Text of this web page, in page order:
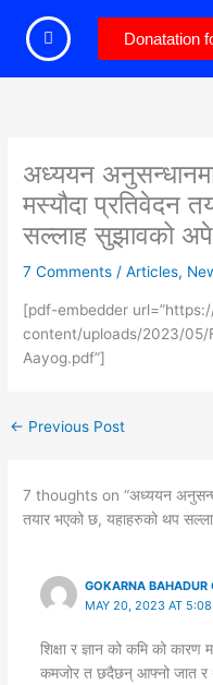
content
Donatation
अध्ययन
मस्यौदा प्रतिवेदन
सल्लाह सुझावको
7 Comments /Articles,
[pdf-embedder
content/uploads/2023/05/
Aayog.pdf”]
← Previous Post
7 thoughts on “अध्ययन
तयार भएको छ, यहाहरुको थप
GOKARNA BAHADUR
MAY 20, 2023 AT
शिक्षा र ज्ञान को कमि को
कमजोर त छदैछन् आफ्नो जात र